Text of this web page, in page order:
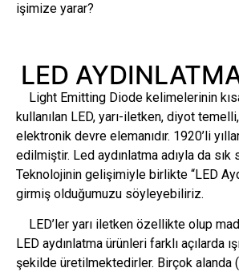
işimize yarar?
LED
Light Emitting Diode kelimelerinin
kullanılan LED, yarı-iletken, diyot
elektronik devre elemanıdır. 1920’li
edilmiştir. Led aydınlatma adıyla da sık
Teknolojinin gelişimiyle birlikte “LED
girmiş olduğumuzu söyleyebiliriz.
LED’ler yarı iletken özellikte olup
LED aydınlatma ürünleri farklı açılarda
şekilde üretilmektedirler. Birçok alanda